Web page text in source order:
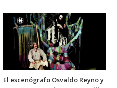
El escenógrafo Osvaldo Reyno y